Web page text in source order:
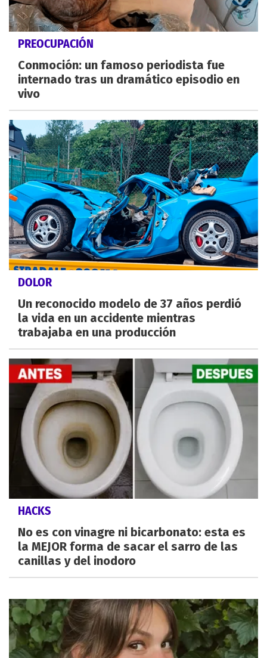
PREOCUPACIÓN
Conmoción: un famoso periodista fue
internado tras un dramático episodio en
vivo
DOLOR
Un reconocido modelo de 37 años perdió
la vida en un accidente mientras
trabajaba en una producción
HACKS
No es con vinagre ni bicarbonato: esta es
la MEJOR forma de sacar el sarro de las
canillas y del inodoro